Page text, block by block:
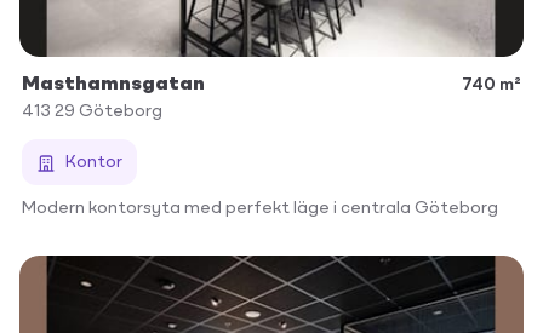
Masthamnsgatan
740 m²
413 29 Göteborg
Kontor
Modern kontorsyta med perfekt läge i centrala Göteborg